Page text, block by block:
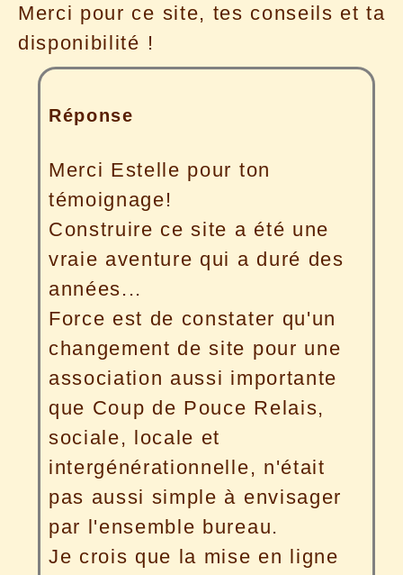
Merci pour ce site, tes conseils et ta
disponibilité !
Réponse
Merci Estelle pour ton
témoignage!
Construire ce site a été une
vraie aventure qui a duré des
années...
Force est de constater qu'un
changement de site pour une
association aussi importante
que Coup de Pouce Relais,
sociale, locale et
intergénérationnelle, n'était
pas aussi simple à envisager
par l'ensemble bureau.
Je crois que la mise en ligne